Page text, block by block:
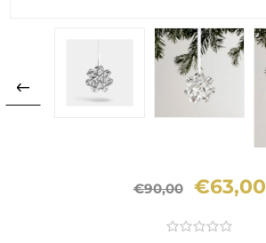
€90,00 €63,00